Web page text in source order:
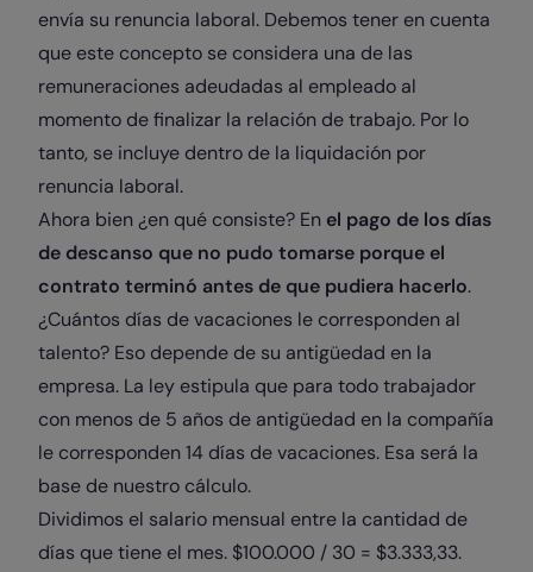
envía su renuncia laboral. Debemos tener en cuenta
que este concepto se considera una de las
remuneraciones adeudadas al empleado al
momento de finalizar la relación de trabajo. Por lo
tanto, se incluye dentro de la liquidación por
renuncia laboral.
Ahora bien ¿en qué consiste? En el pago de los días
de descanso que no pudo tomarse porque el
contrato terminó antes de que pudiera hacerlo.
¿Cuántos días de vacaciones le corresponden al
talento? Eso depende de su antigüedad en la
empresa. La ley estipula que para todo trabajador
con menos de 5 años de antigüedad en la compañía
le corresponden 14 días de vacaciones. Esa será la
base de nuestro cálculo.
Dividimos el salario mensual entre la cantidad de
días que tiene el mes. $100.000 / 30 = $3.333,33.